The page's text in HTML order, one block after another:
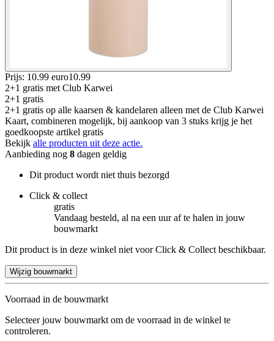
Prijs: 10.99 euro10.99
2+1 gratis met Club Karwei
2+1 gratis
2+1 gratis op alle kaarsen & kandelaren alleen met de Club Karwei
Kaart, combineren mogelijk, bij aankoop van 3 stuks krijg je het
goedkoopste artikel gratis
Bekijk alle producten uit deze actie.
Aanbieding nog 8 dagen geldig
Dit product wordt niet thuis bezorgd
Click & collect
gratis
Vandaag besteld, al na een uur af te halen in jouw
bouwmarkt
Dit product is in deze winkel niet voor Click & Collect beschikbaar.
Wijzig bouwmarkt
Voorraad in de bouwmarkt
Selecteer jouw bouwmarkt om de voorraad in de winkel te
controleren.